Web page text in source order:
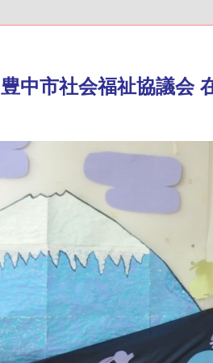
豊中市社会福祉協議会